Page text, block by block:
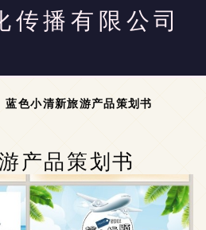
传播有限公司
蓝色小清新旅游产品策划书
产品策划书